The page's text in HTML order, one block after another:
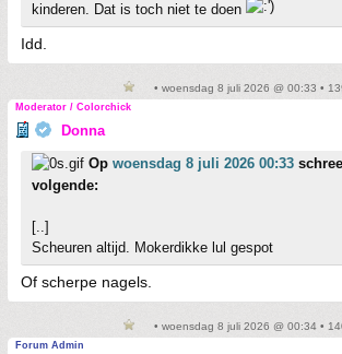
kinderen. Dat is toch niet te doen
Idd.
• woensdag 8 juli 2026 @ 00:33 •
Moderator / Colorchick
Donna
Op woensdag 8 juli 2026 00:33
volgende:
[..]
Scheuren altijd. Mokerdikke lul gespot
Of scherpe nagels.
• woensdag 8 juli 2026 @ 00:34 •
Forum Admin